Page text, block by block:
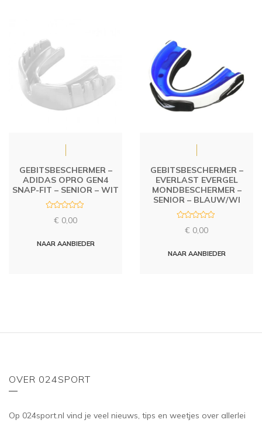
GEBITSBESCHERMER –
ADIDAS OPRO GEN4
SNAP-FIT – SENIOR – WIT
d
€ 0,00
NAAR AANBIEDER
GEBITSBESCHERMER –
EVERLAST EVERGEL
MONDBESCHERMER –
SENIOR – BLAUW/WI
d
€ 0,00
NAAR AANBIEDER
OVER 024SPORT
Op 024sport.nl vind je veel nieuws, tips en weetjes over allerlei